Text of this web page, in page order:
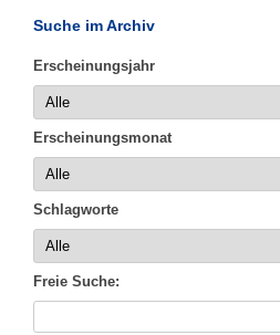
Suche im Archiv
Erscheinungsjahr
Erscheinungsmonat
Schlagworte
Freie Suche: